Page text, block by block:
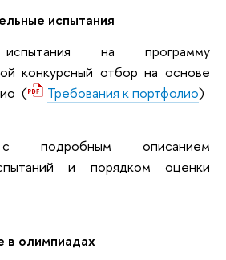
испытания
испытания на программу
конкурсный отбор на основе
(
Требования к портфолио)
с подробным описанием
и порядком оценки
в олимпиадах